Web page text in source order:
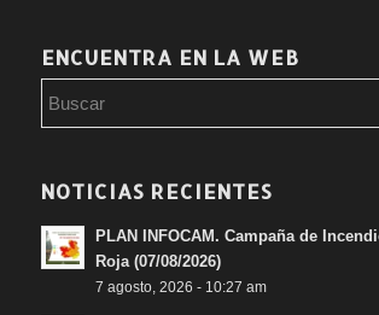
ENCUENTRA EN LA WEB
NOTICIAS RECIENTES
PLAN INFOCAM. Campaña de
Roja (07/08/2026)
7 agosto, 2026 - 10:27 am